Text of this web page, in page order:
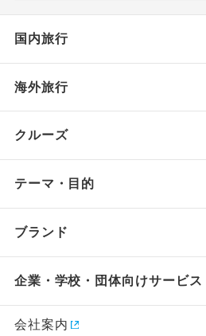
国内旅行
海外旅行
クルーズ
テーマ・目的
ブランド
企業・学校・団体向けサービス
会社案内